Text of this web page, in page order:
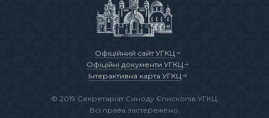
Офіційний сайт УГКЦ
Офіційні документи УГКЦ
Інтерактивна карта УГКЦ
© 2019 Секретаріат Синоду Єпископів УГКЦ.
Всі права застережено.